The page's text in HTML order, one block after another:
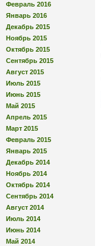
Февраль 2016
Январь 2016
Декабрь 2015
Ноябрь 2015
Октябрь 2015
Сентябрь 2015
Август 2015
Июль 2015
Июнь 2015
Май 2015
Апрель 2015
Март 2015
Февраль 2015
Январь 2015
Декабрь 2014
Ноябрь 2014
Октябрь 2014
Сентябрь 2014
Август 2014
Июль 2014
Июнь 2014
Май 2014